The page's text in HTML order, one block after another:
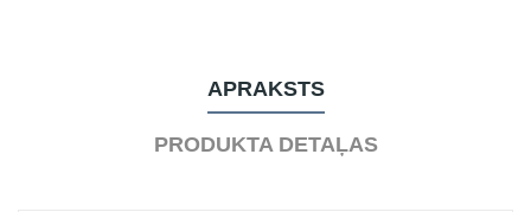
APRAKSTS
PRODUKTA DETAĻAS